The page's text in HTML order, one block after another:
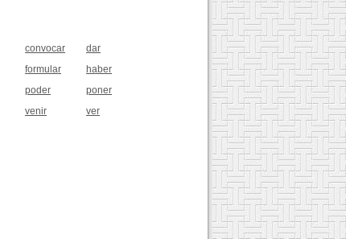
convocar
dar
formular
haber
poder
poner
venir
ver